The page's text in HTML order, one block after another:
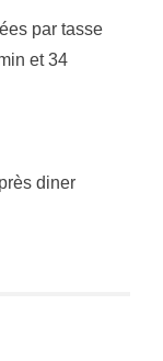
par tasse
et 34
diner